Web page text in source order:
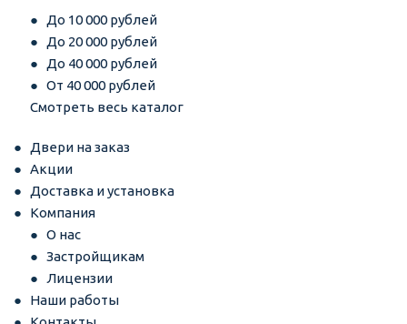
До 10 000 рублей
До 20 000 рублей
До 40 000 рублей
От 40 000 рублей
Смотреть весь каталог
Двери на заказ
Акции
Доставка и установка
Компания
О нас
Застройщикам
Лицензии
Наши работы